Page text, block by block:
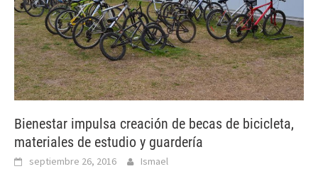
Bienestar impulsa creación de becas de bicicleta,
materiales de estudio y guardería
septiembre 26, 2016 Ismael